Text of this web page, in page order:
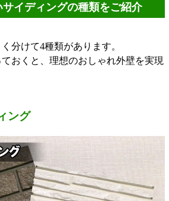
イディングの種類をご紹介
分けて4種類があります。
おくと、理想のおしゃれ外壁を実現
ング